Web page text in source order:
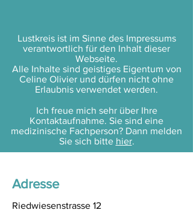
Lustkreis ist im Sinne des Impressums
verantwortlich für den Inhalt dieser
Webseite.
Alle Inhalte sind geistiges Eigentum von
Celine Olivier und dürfen nicht ohne
Erlaubnis verwendet werden.
Ich freue mich sehr über Ihre
Kontaktaufnahme. Sie sind eine
medizinische Fachperson? Dann melden
Sie sich bitte hier.
Adresse
Riedwiesenstrasse 12